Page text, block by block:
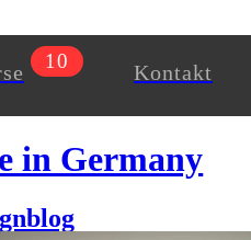
10 Kontakt
in Germany